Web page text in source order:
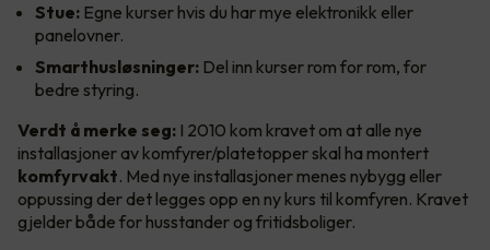
Stue: Egne kurser hvis du har mye elektronikk eller
panelovner.
Smarthusløsninger: Del inn kurser rom for rom, for
bedre styring.
Verdt å merke seg: I 2010 kom kravet om at alle nye
installasjoner av komfyrer/platetopper skal ha montert
komfyrvakt. Med nye installasjoner menes nybygg eller
oppussing der det legges opp en ny kurs til komfyren. Kravet
gjelder både for husstander og fritidsboliger.